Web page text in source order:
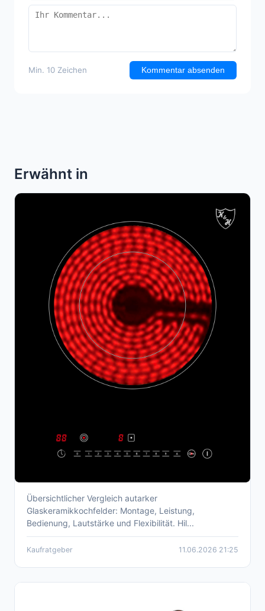
Min. 10 Zeichen Kommentar absenden
Erwähnt in
Autarkes Ceranfeld kaufen 2026 – fundierte
Kaufberatung
Übersichtlicher Vergleich autarker
Glaskeramikkochfelder: Montage, Leistung,
Bedienung, Lautstärke und Flexibilität. Hil...
Kaufratgeber 11.06.2026 21:25